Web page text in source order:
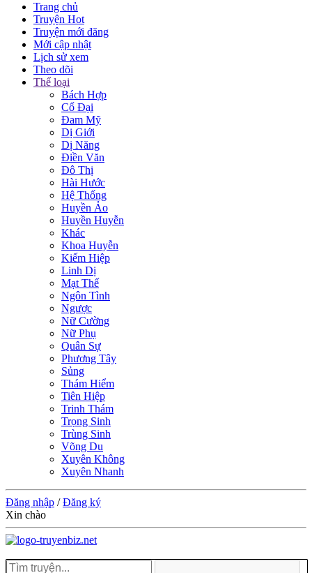
Trang chủ
Truyện Hot
Truyện mới đăng
Mới cập nhật
Lịch sử xem
Theo dõi
Thể loại
Bách Hợp
Cổ Đại
Đam Mỹ
Dị Giới
Dị Năng
Điền Văn
Đô Thị
Hài Hước
Hệ Thống
Huyền Ảo
Huyền Huyễn
Khác
Khoa Huyễn
Kiếm Hiệp
Linh Dị
Mạt Thế
Ngôn Tình
Ngược
Nữ Cường
Nữ Phụ
Quân Sự
Phương Tây
Sủng
Thám Hiểm
Tiên Hiệp
Trinh Thám
Trọng Sinh
Trùng Sinh
Võng Du
Xuyên Không
Xuyên Nhanh
Đăng nhập /Đăng ký
Xin chào